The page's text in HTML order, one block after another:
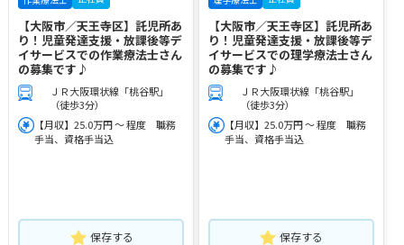
【大阪市／天王寺区】託児所あ
り！児童発達支援・放課後等デ
イサービスでの作業療法士さん
の募集です♪
ＪＲ大阪環状線「桃谷駅」
（徒歩3分）
【月収】25.0万円 ～ 程度 職務
手当、資格手当込
保存する
【大阪市／天王寺区】託児所あ
り！児童発達支援・放課後等デ
イサービスでの理学療法士さん
の募集です♪
ＪＲ大阪環状線「桃谷駅」
（徒歩3分）
【月収】25.0万円 ～ 程度 職務
手当、資格手当込
保存する